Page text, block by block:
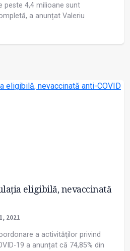
peste 4,4 milioane sunt
a anunțat Valeriu
eligibilă, nevaccinată
2021
a activităţilor privind
19 a anunțat că 74,85% din